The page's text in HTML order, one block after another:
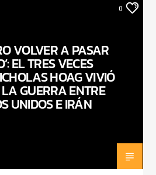
0
VOLVER A PASAR
EL TRES VECES
HOAG VIVIÓ
GUERRA ENTRE
UNIDOS E IRÁN